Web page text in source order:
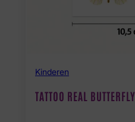
Kinderen
TATTOO REAL BUTTERFLY